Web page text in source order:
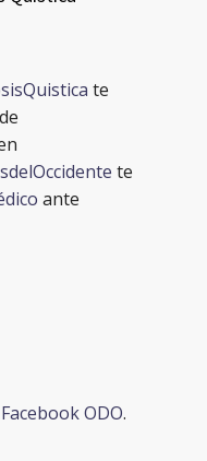
stica te
te
ante
Facebook ODO.